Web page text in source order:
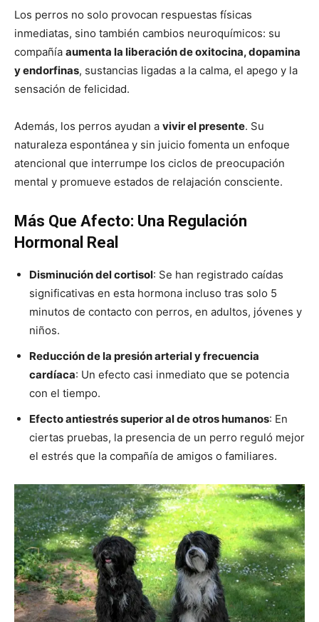
Los perros no solo provocan respuestas físicas
inmediatas, sino también cambios neuroquímicos: su
compañía aumenta la liberación de oxitocina, dopamina
y endorfinas, sustancias ligadas a la calma, el apego y la
sensación de felicidad.
Además, los perros ayudan a vivir el presente. Su
naturaleza espontánea y sin juicio fomenta un enfoque
atencional que interrumpe los ciclos de preocupación
mental y promueve estados de relajación consciente.
Más Que Afecto: Una Regulación
Hormonal Real
Disminución del cortisol: Se han registrado caídas
significativas en esta hormona incluso tras solo 5
minutos de contacto con perros, en adultos, jóvenes y
niños.
Reducción de la presión arterial y frecuencia
cardíaca: Un efecto casi inmediato que se potencia
con el tiempo.
Efecto antiestrés superior al de otros humanos: En
ciertas pruebas, la presencia de un perro reguló mejor
el estrés que la compañía de amigos o familiares.